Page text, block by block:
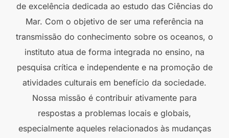
de excelência dedicada ao estudo das Ciências do
Mar. Com o objetivo de ser uma referência na
transmissão do conhecimento sobre os oceanos, o
instituto atua de forma integrada no ensino, na
pesquisa crítica e independente e na promoção de
atividades culturais em benefício da sociedade.
Nossa missão é contribuir ativamente para
respostas a problemas locais e globais,
especialmente aqueles relacionados às mudanças